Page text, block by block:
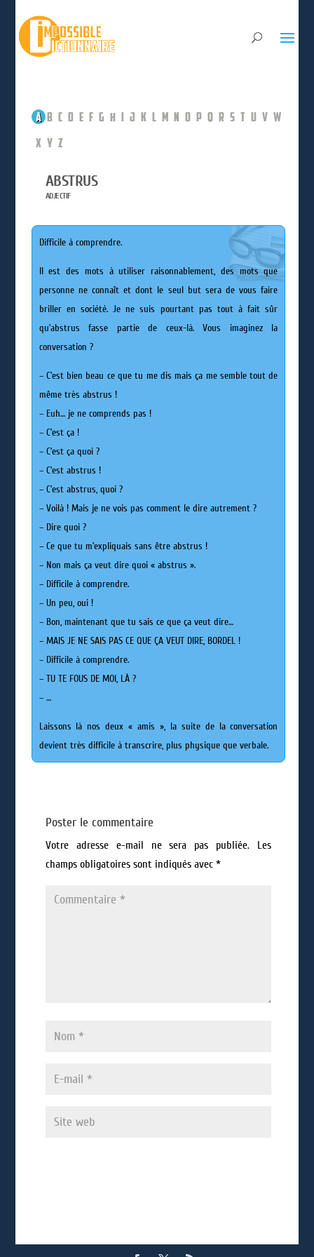
A B C D E F G H I J K L M N O P Q R S T U V W
X Y Z
ABSTRUS
ADJECTIF
Difficile à comprendre.
Il est des mots à utiliser raisonnablement, des mots que
personne ne connaît et dont le seul but sera de vous faire
briller en société. Je ne suis pourtant pas tout à fait sûr
qu’abstrus fasse partie de ceux-là. Vous imaginez la
conversation ?
– C’est bien beau ce que tu me dis mais ça me semble tout de
même très abstrus !
– Euh… je ne comprends pas !
– C’est ça !
– C’est ça quoi ?
– C’est abstrus !
– C’est abstrus, quoi ?
– Voilà ! Mais je ne vois pas comment le dire autrement ?
– Dire quoi ?
– Ce que tu m’expliquais sans être abstrus !
– Non mais ça veut dire quoi « abstrus ».
– Difficile à comprendre.
– Un peu, oui !
– Bon, maintenant que tu sais ce que ça veut dire…
– MAIS JE NE SAIS PAS CE QUE ÇA VEUT DIRE, BORDEL !
– Difficile à comprendre.
– TU TE FOUS DE MOI, LÀ ?
– …
Laissons là nos deux « amis », la suite de la conversation
devient très difficile à transcrire, plus physique que verbale.
Poster le commentaire
Votre adresse e-mail ne sera pas publiée.
Les
champs obligatoires sont indiqués avec *